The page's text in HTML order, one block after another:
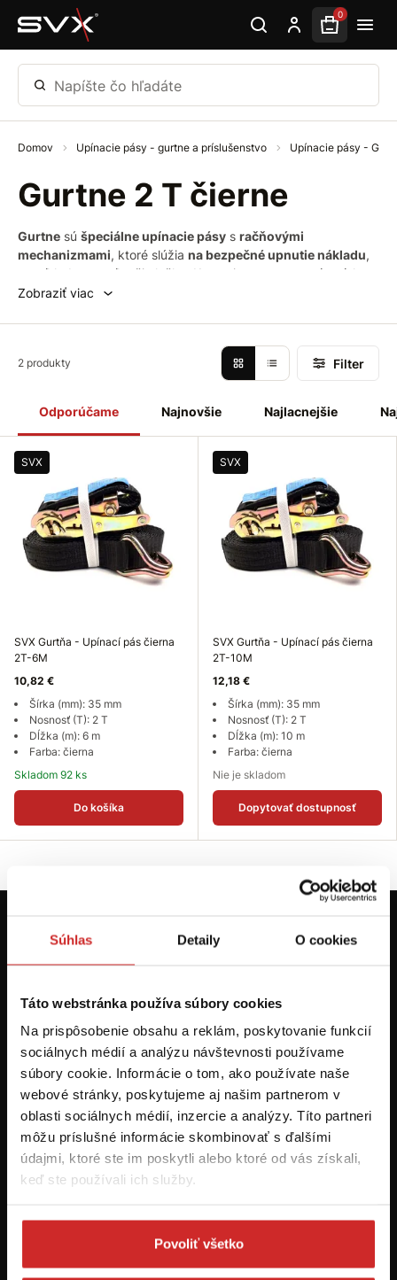
Súhlas Detaily O cookies
Táto webstránka používa súbory cookies
Na prispôsobenie obsahu a reklám, poskytovanie funkcií
sociálnych médií a analýzu návštevnosti používame
súbory cookie. Informácie o tom, ako používate naše
webové stránky, poskytujeme aj našim partnerom v
oblasti sociálnych médií, inzercie a analýzy. Títo partneri
môžu príslušné informácie skombinovať s ďalšími
údajmi, ktoré ste im poskytli alebo ktoré od vás získali,
keď ste používali ich služby.
Povoliť všetko
Preskočiť na hlavný obsah 0
Napíšte čo hľadáte
Domov Upínacie pásy - gurtne a príslušenstvo Upínacie pásy -
Gurtne 2 T čierne
Gurtne sú špeciálne upínacie pásy s račňovými
mechanizmami, ktoré slúžia na bezpečné upnutie nákladu,
napríklad na vozíku či vlečke. Kotvenie pomocou upínacích
pásov je najefektívnejším
kvalitnýdvojdielnyupínací pás je ideálny napríklad pre
lesníctvo, akúkoľvek prepravu aj na hobby použitie. Je
vyrobený v súlade
s najnovšou normou EU EN 12195-2a je
. Náš upínací pás sa vyznačuje
dlhou
životnosťou malou rozťažnosťou . Mäkký materiál
chráni povrch vášho nákladu. Pri použití pásov na ostré hrany
použitevhodnú ochranu, ako je plastový ochranný roh a
podobne.
Nikdy ho nepoužívajte na zdvíhanie bremien!
Zobraziť viac
Odporúčame Najnovšie Najlacnejšie
2 produkty Filter
SVX
SVX Gurtňa - Upínací pás čierna
2T-6M
10,82 €
Šírka (mm): 35 mm
Nosnosť (T): 2 T
Dĺžka (m): 6 m
Farba: čierna
Skladom 92 ks
Do košíka
SVX
SVX Gurtňa - Upínací pás čierna
2T-10M
12,18 €
Šírka (mm): 35 mm
Nosnosť (T): 2 T
Dĺžka (m): 10 m
Farba: čierna
Nie je skladom
Dopytovať dostupnosť
Prvýkrát na svx.sk? Zaregistrujte sa a
máte prehľad o aktuálnych novinkách a
Odoberať
Chcem dostávať informácie o zľavách a akciových ponukách (e-
mailom, SMS, volaním vrátane volania s robotom) - určené pre
osoby staršie ako 16 rokov!